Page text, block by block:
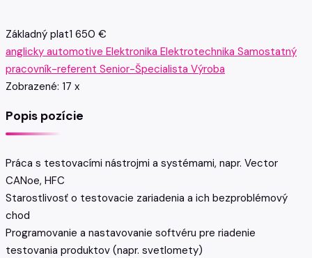
Základný plat1 650 €
anglicky automotive Elektronika Elektrotechnika Samostatný
pracovník-referent Senior-Špecialista Výroba
Zobrazené: 17 x
Popis pozície
Práca s testovacími nástrojmi a systémami, napr. Vector
CANoe, HFC
Starostlivosť o testovacie zariadenia a ich bezproblémový
chod
Programovanie a nastavovanie softvéru pre riadenie
testovania produktov (napr. svetlomety)